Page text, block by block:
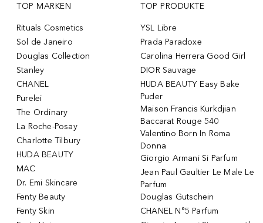
TOP MARKEN
Rituals Cosmetics
Sol de Janeiro
Douglas Collection
Stanley
CHANEL
Purelei
The Ordinary
La Roche-Posay
Charlotte Tilbury
HUDA BEAUTY
MAC
Dr. Emi Skincare
Fenty Beauty
Fenty Skin
TOP PRODUKTE
YSL Libre
Prada Paradoxe
Carolina Herrera Good Girl
DIOR Sauvage
HUDA BEAUTY Easy Bake
Puder
Maison Francis Kurkdjian
Baccarat Rouge 540
Valentino Born In Roma
Donna
Giorgio Armani Si Parfum
Jean Paul Gaultier Le Male Le
Parfum
Douglas Gutschein
CHANEL N°5 Parfum